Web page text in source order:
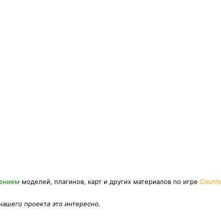
моделей, плагинов, карт и других материалов по игре
проекта это интересно.